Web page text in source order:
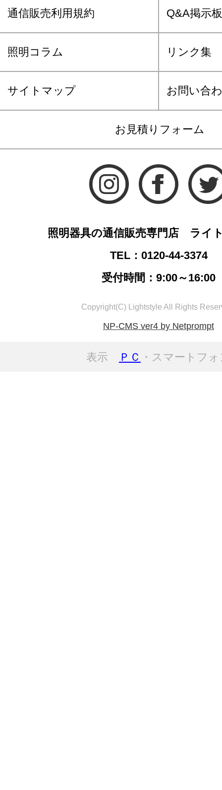
通信販売利用規約 Q&A掲示板
照明コラム リンク集
サイトマップ お問い合
お見積りフォーム
照明器具の通信販売専門店 ライ
TEL：0120-44-3374
受付時間：9:00～16:00
Copyright(C) Lightstyle All Rights
NP-CMS ver4 by Netprompt
表示 ＰＣ ・スマートフ